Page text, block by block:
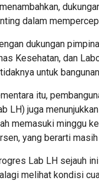
dalam
dukungan
Kesehatan, dan
untuk
itu,
LH) juga
memasuki minggu
yang berarti
Lab LH sejauh
melihat kondisi